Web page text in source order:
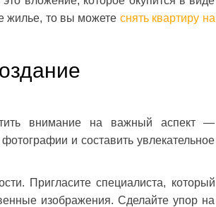
жилье, то вы можете снять квартиру на
внимание на важный аспект —
и составить увлекательное
Пригласите специалиста, который
изображения. Сделайте упор на